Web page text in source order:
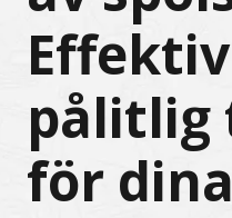
pålitlig
för